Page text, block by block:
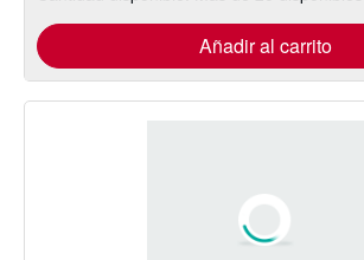
Añadir al carrito